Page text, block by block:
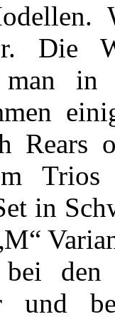
Die
man in
Rears
in
den
und